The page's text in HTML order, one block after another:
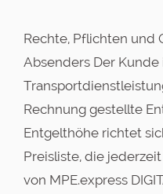
Rechte, Pflichten und
Absenders Der
Rechnung gestellte
Entgelthöhe richtet
Preisliste, die
von MPE.express